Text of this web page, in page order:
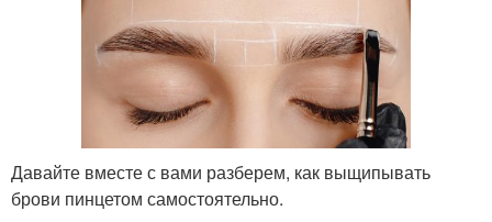
Давайте вместе с вами разберем, как выщипывать
брови пинцетом самостоятельно.